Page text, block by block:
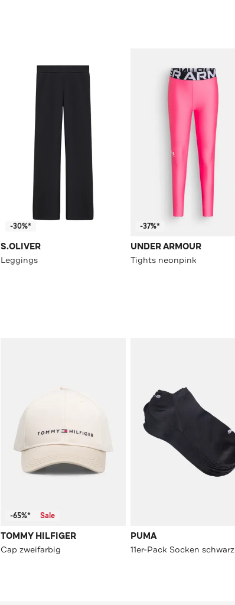
-30%*
S.OLIVER
Leggings
-37%*
UNDER ARMOUR
Tights neonpink
-65%* Sale
TOMMY HILFIGER
Cap zweifarbig
PUMA
11er-Pack Socken schwarz